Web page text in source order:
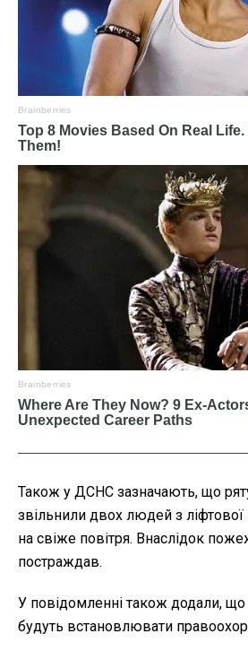
Також у ДСНС зазначають, що
звільнили двох людей з ліфтової
на свіже повітря. Внаслідок
постраждав.
У повідомленні також додали,
будуть встановлювати